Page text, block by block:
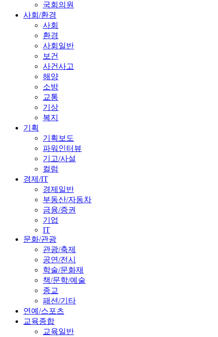
국회의원
사회/환경
사회
환경
사회일반
보건
사건사고
해양
소방
교통
기상
복지
기획
기획보도
파워인터뷰
기고/사설
컬럼
경제/IT
경제일반
부동산/자동차
금융/증권
기업
IT
문화/관광
관광/축제
공연/전시
학술/문화재
책/문학/예술
종교
패션/기타
연예/스포츠
교육종합
교육일반